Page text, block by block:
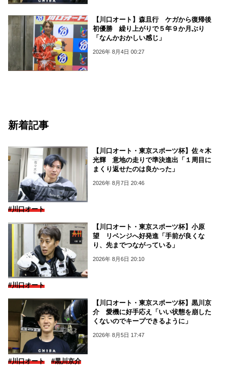
【川口オート】森且行 ケガから復帰後
初優勝 繰り上がりで５年９か月ぶり
「なんかおかしい感じ」
2026年 8月4日 00:27
新着記事
【川口オート・東京スポーツ杯】佐々木
光輝 意地の走りで準決進出「１周目に
まくり返せたのは良かった」
2026年 8月7日 20:46
#川口オート
【川口オート・東京スポーツ杯】小原
望 リベンジへ好発進「手前が良くな
り、先までつながっている」
2026年 8月6日 20:10
#川口オート
【川口オート・東京スポーツ杯】黒川京
介 愛機に好手応え「いい状態を崩した
くないのでキープできるように」
2026年 8月5日 17:47
#川口オート #黒川京介